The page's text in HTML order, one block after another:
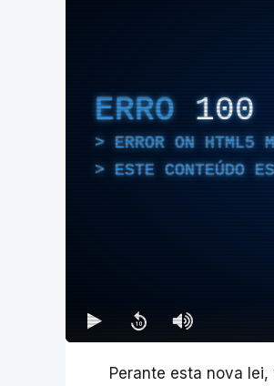
ERRO 100
ERROR ON HTML5
ESTE CONTEÚDO
Perante esta nova